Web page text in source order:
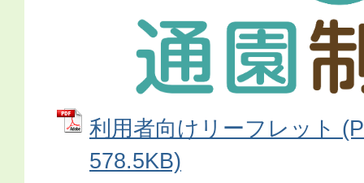
利用者向けリーフレット
578.5KB)